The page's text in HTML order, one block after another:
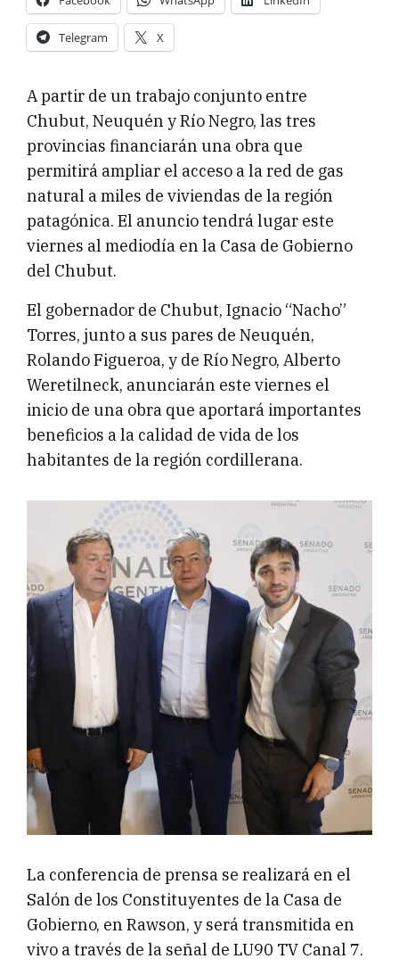
Telegram X
A partir de un trabajo conjunto entre
Chubut, Neuquén y Río Negro, las tres
provincias financiarán una obra que
permitirá ampliar el acceso a la red de gas
natural a miles de viviendas de la región
patagónica. El anuncio tendrá lugar este
viernes al mediodía en la Casa de Gobierno
del Chubut.
El gobernador de Chubut, Ignacio “Nacho”
Torres, junto a sus pares de Neuquén,
Rolando Figueroa, y de Río Negro, Alberto
Weretilneck, anunciarán este viernes el
inicio de una obra que aportará importantes
beneficios a la calidad de vida de los
habitantes de la región cordillerana.
La conferencia de prensa se realizará en el
Salón de los Constituyentes de la Casa de
Gobierno, en Rawson, y será transmitida en
vivo a través de la señal de LU90 TV Canal 7.